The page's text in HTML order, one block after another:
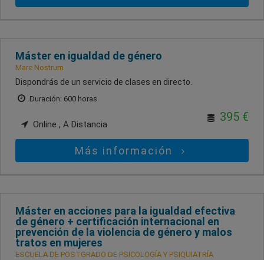
Máster en igualdad de género
Mare Nostrum
Dispondrás de un servicio de clases en directo.
Duración: 600 horas
Online , A Distancia
395 €
Más información
Máster en acciones para la igualdad efectiva
de género + certificación internacional en
prevención de la violencia de género y malos
tratos en mujeres
ESCUELA DE POSTGRADO DE PSICOLOGÍA Y PSIQUIATRÍA